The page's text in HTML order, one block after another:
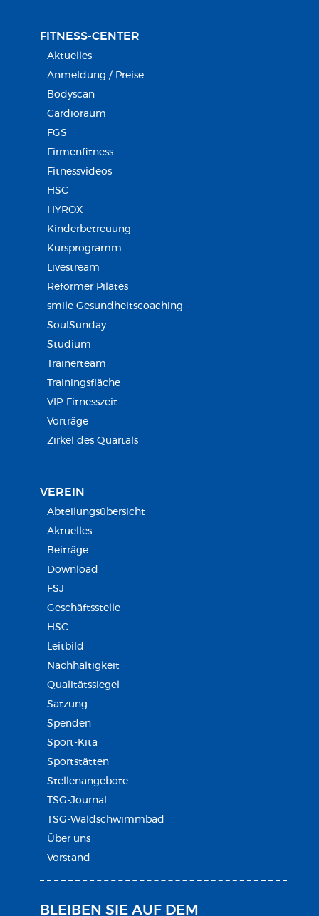
FITNESS-CENTER
Aktuelles
Anmeldung / Preise
Bodyscan
Cardioraum
FGS
Firmenfitness
Fitnessvideos
HSC
HYROX
Kinderbetreuung
Kursprogramm
Livestream
Reformer Pilates
smile Gesundheitscoaching
SoulSunday
Studium
Trainerteam
Trainingsfläche
VIP-Fitnesszeit
Vorträge
Zirkel des Quartals
VEREIN
Abteilungsübersicht
Aktuelles
Beiträge
Download
FSJ
Geschäftsstelle
HSC
Leitbild
Nachhaltigkeit
Qualitätssiegel
Satzung
Spenden
Sport-Kita
Sportstätten
Stellenangebote
TSG-Journal
TSG-Waldschwimmbad
Über uns
Vorstand
BLEIBEN SIE AUF DEM